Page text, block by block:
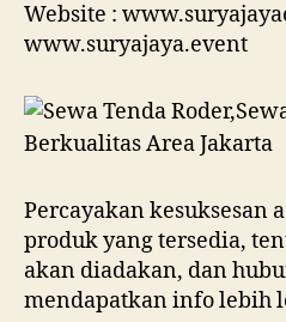
Website :
www.suryajaya.event
Percayakan kesuksesan
produk yang tersedia,
akan diadakan, dan
mendapatkan info lebih